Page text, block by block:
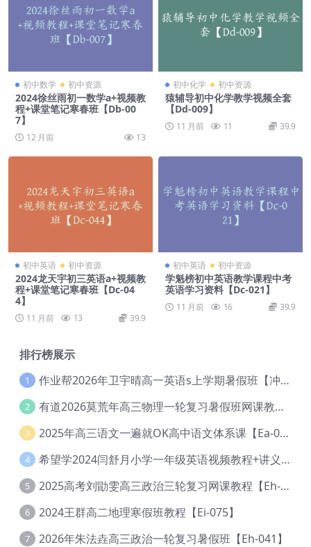
初中数学 初中资源
2024徐丝雨初一数学a+视频教
程+课堂笔记寒春班【Db-00
7】
12 月前 13
初中化学 初中资源
猿辅导初中化学教学视频全套
【Dd-009】
11 月前 11 39.9
初中英语 初中资源
2024龙天宇初三英语a+视频教
程+课堂笔记寒春班【Dc-04
4】
11 月前 13 39.9
初中英语 初中资源
学魁榜初中英语教学课程中考
英语学习资料【Dc-021】
11 月前 16 39.9
排行榜展示
1 作业帮2026年卫宇晴高一英语s上学期暑假班【冲顶班】【Ec-003】
2 有道2026莫荒年高三物理一轮复习暑假班网课教程【Ef-044】
3 2025年高三语文一遍就OK高中语文体系课【Ea-028】
4 希望学2024闫舒月小学一年级英语视频教程+讲义【Cc-004】
5 2025高考刘勖雯高三政治三轮复习网课教程【Eh-061】
6 2024王群高二地理寒假班教程【Ei-075】
7 2026年朱法垚高三政治一轮复习暑假班【Eh-041】